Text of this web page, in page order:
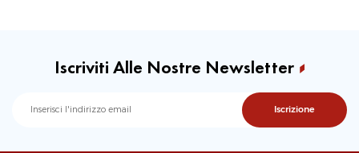
Iscriviti Alle Nostre Newsletter